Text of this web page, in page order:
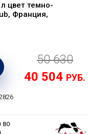
цвет темно-
Франция,
50 630
40 504 РУБ.